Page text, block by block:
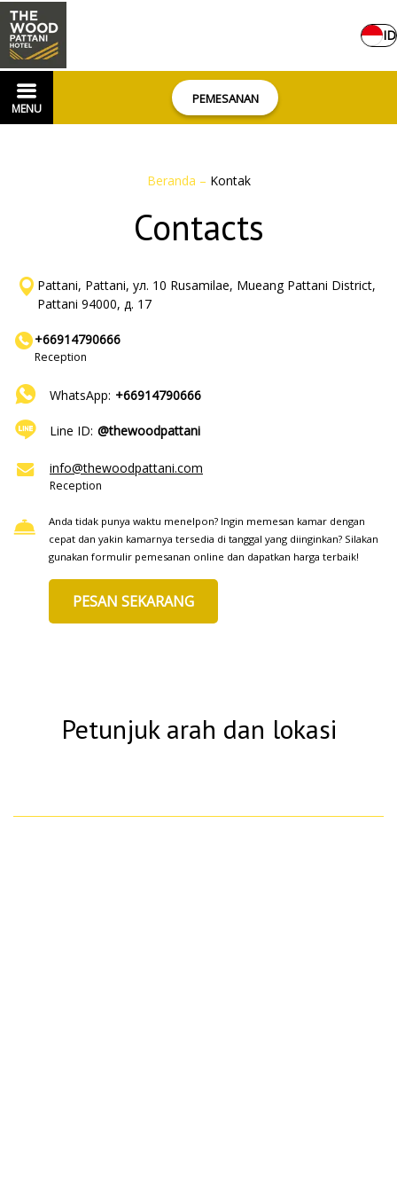
ID
MENU
PEMESANAN
Beranda – Kontak
Contacts
Pattani, Pattani, ул. 10 Rusamilae, Mueang Pattani District,
Pattani 94000, д. 17
+66914790666
Reception
WhatsApp: +66914790666
Line ID: @thewoodpattani
info@thewoodpattani.com
Reception
Anda tidak punya waktu menelpon? Ingin memesan kamar dengan
cepat dan yakin kamarnya tersedia di tanggal yang diinginkan? Silakan
gunakan formulir pemesanan online dan dapatkan harga terbaik!
PESAN SEKARANG
Petunjuk arah dan lokasi